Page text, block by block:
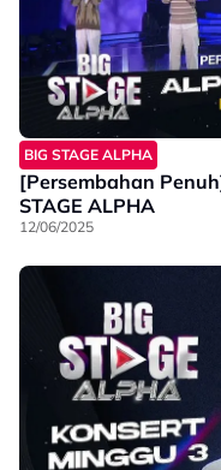
BIG STAGE ALPHA
[Persembahan
STAGE ALPHA
12/06/2025